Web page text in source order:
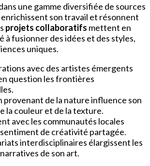
une gamme diversifiée de sources
enrichissent son travail et résonnent
projets collaboratifs mettent en
à fusionner des idées et des styles,
uniques.
avec des artistes émergents
question les frontières
provenant de la nature influence son
la couleur et de la texture.
avec les communautés locales
de créativité partagée.
interdisciplinaires élargissent les
de son art.